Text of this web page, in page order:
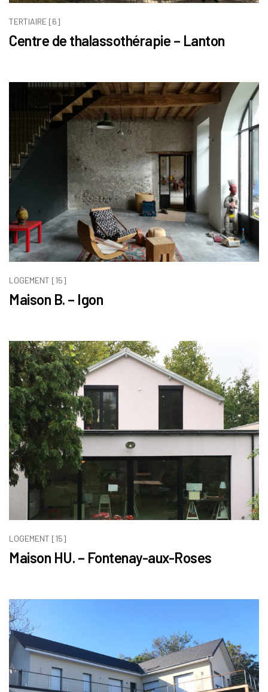
TERTIAIRE [6]
Centre de thalassothérapie – Lanton
LOGEMENT [15]
Maison B. – Igon
LOGEMENT [15]
Maison HU. – Fontenay-aux-Roses